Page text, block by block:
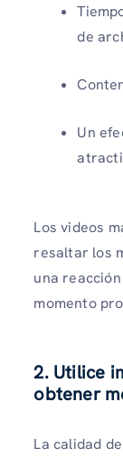
de
Un
Los videos
resaltar los
una
momento
2. Utilice
obtener
La calidad